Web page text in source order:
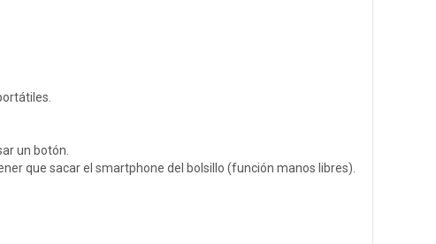
un botón.
que sacar el smartphone del bolsillo (función manos libres).